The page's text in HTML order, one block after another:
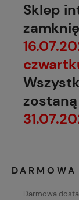
Sklep
zostaną
Darmowa